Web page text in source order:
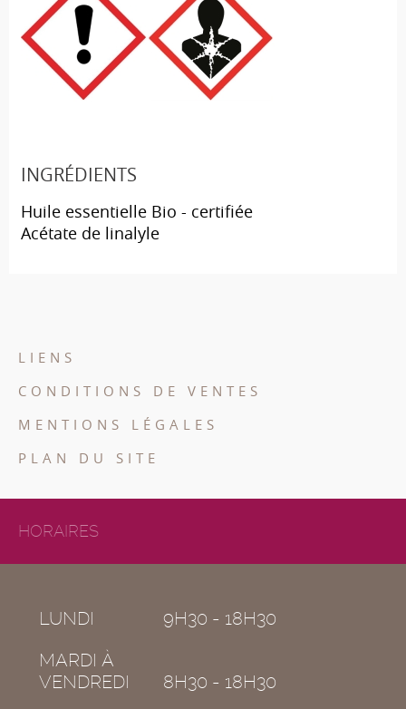
INGRÉDIENTS
Huile essentielle Bio - certifiée
Acétate de linalyle
LIENS
CONDITIONS DE VENTES
MENTIONS LÉGALES
PLAN DU SITE
HORAIRES
LUNDI
9H30 - 18H30
MARDI À
VENDREDI
8H30 - 18H30